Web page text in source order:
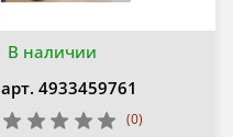
В наличии
арт. 4933459761
(0)